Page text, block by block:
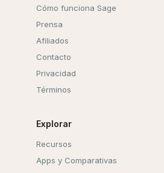
Cómo funciona Sage
Prensa
Afiliados
Contacto
Privacidad
Términos
Explorar
Recursos
Apps y Comparativas